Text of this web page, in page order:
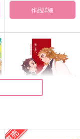
作品詳細